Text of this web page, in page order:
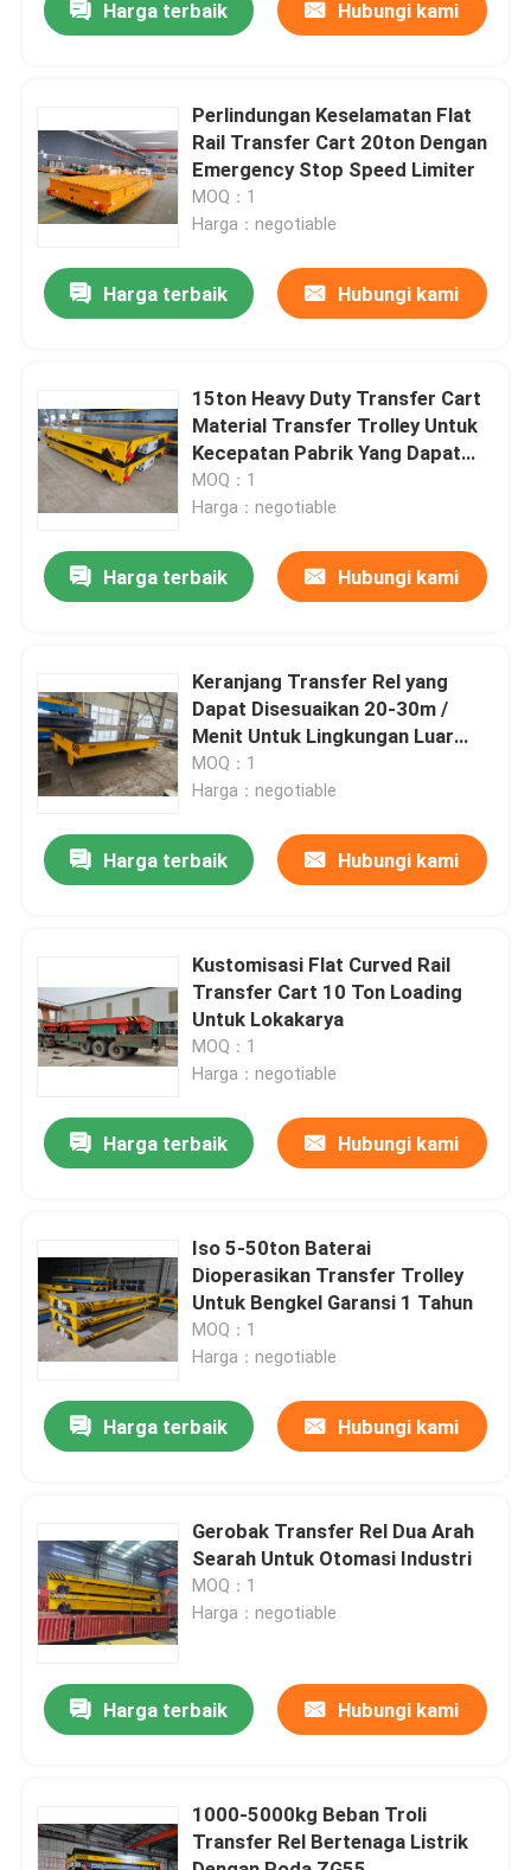
Produk
Video
Tentang kami
Kontrol kualitas
Hubungi kami
Permintaan Penawaran
Keranjang Transfer AGV
Harga terbaik Hubungi kami
Perlindungan Keselamatan Flat
Rail Transfer Cart 20ton Dengan
Emergency Stop Speed ​​Limiter
MOQ：1
Harga：negotiable
Harga terbaik Hubungi kami
15ton Heavy Duty Transfer Cart
Material Transfer Trolley Untuk
Kecepatan Pabrik Yang Dapat
Disesuaikan
MOQ：1
Harga：negotiable
Harga terbaik Hubungi kami
Keranjang Transfer Rel yang
Dapat Disesuaikan 20-30m /
Menit Untuk Lingkungan Luar
Ruangan Dalam Ruangan
MOQ：1
Harga：negotiable
Harga terbaik Hubungi kami
Kustomisasi Flat Curved Rail
Transfer Cart 10 Ton Loading
Untuk Lokakarya
MOQ：1
Harga：negotiable
Harga terbaik Hubungi kami
Iso 5-50ton Baterai
Dioperasikan Transfer Trolley
Untuk Bengkel Garansi 1 Tahun
MOQ：1
Harga：negotiable
Harga terbaik Hubungi kami
Gerobak Transfer Rel Dua Arah
Searah Untuk Otomasi Industri
MOQ：1
Harga：negotiable
Harga terbaik Hubungi kami
1000-5000kg Beban Troli
Transfer Rel Bertenaga Listrik